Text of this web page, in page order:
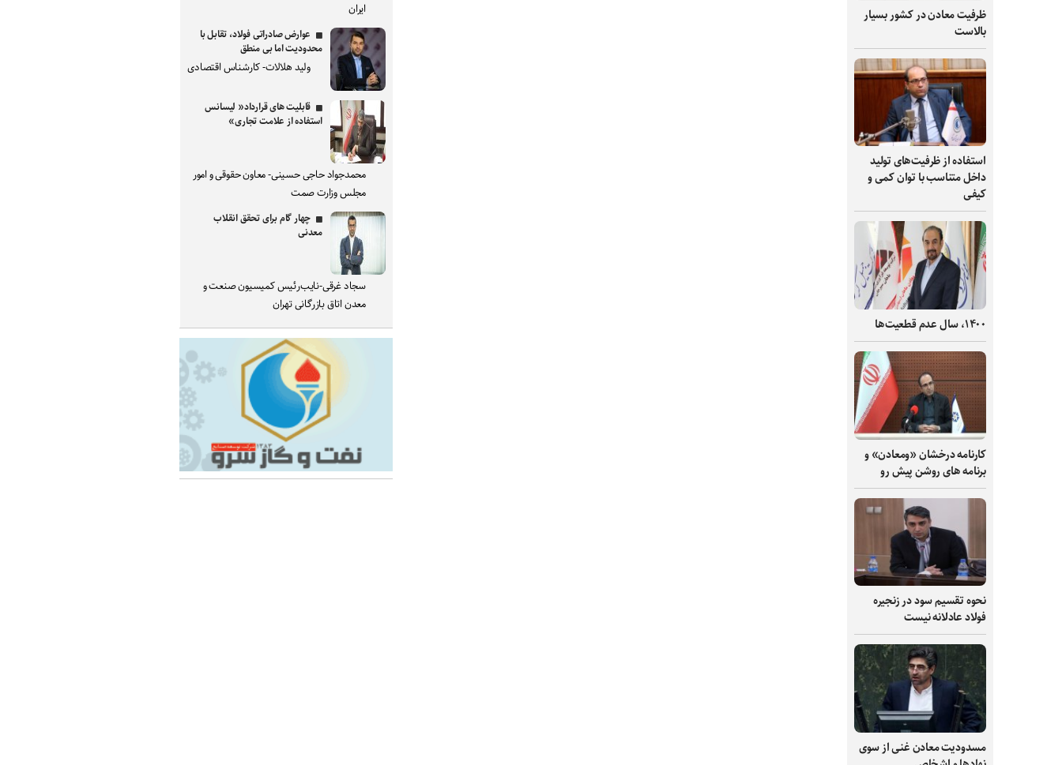
ظرفیت‌ معادن در کشور بسیار
بالاست
استفاده از ظرفیت‌های تولید
داخل متناسب با توان کمی و
کیفی
۱۴۰۰، سال عدم قطعیت‌ها
کارنامه درخشان «ومعادن» و
برنامه های روشن پیش رو
نحوه تقسیم سود در زنجیره
فولاد عادلانه نیست
مسدودیت معادن غنی از سوی
ایران
عوارض صادراتی فولاد، تقابل با
محدودیت اما بی منطق
ولید هلالات- کارشناس اقتصادی
قابلیت های قرارداد« لیسانس
استفاده از علامت تجاری»
محمدجواد حاجی حسینی- معاون حقوقی و امور
مجلس وزارت صمت
چهار گام برای تحقق انقلاب
معدنی
سجاد غرقی-نایب‌رئیس کمیسیون صنعت و
معدن اتاق بازرگانی تهران